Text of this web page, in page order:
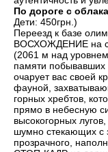
По дороге с
Дети: 450грн.)
Переезд к базе
ВОСХОЖДЕНИЕ на
(2061 м над
памяти побывавших
очарует вас своей
фауной,
горных хребтов,
прямо в небесную
высокогорных
шумно стекающих с
прозрачного,